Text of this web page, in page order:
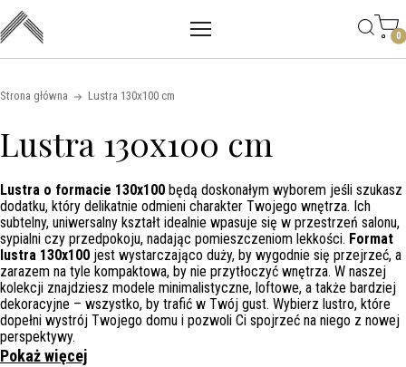
Skip to content
Main mobile navigation
0
Strona główna Lustra 130x100 cm
Lustra 130x100 cm
Lustra o formacie 130x100 będą doskonałym wyborem jeśli szukasz
dodatku, który delikatnie odmieni charakter Twojego wnętrza. Ich
subtelny, uniwersalny kształt idealnie wpasuje się w przestrzeń salonu,
sypialni czy przedpokoju, nadając pomieszczeniom lekkości. Format
lustra 130x100 jest wystarczająco duży, by wygodnie się przejrzeć, a
zarazem na tyle kompaktowa, by nie przytłoczyć wnętrza. W naszej
kolekcji znajdziesz modele minimalistyczne, loftowe, a także bardziej
dekoracyjne – wszystko, by trafić w Twój gust. Wybierz lustro, które
dopełni wystrój Twojego domu i pozwoli Ci spojrzeć na niego z nowej
perspektywy.
Pokaż więcej